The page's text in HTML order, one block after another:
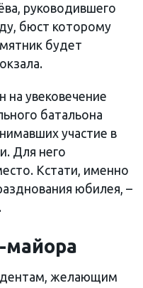
руководившего
бюст которому
будет
на увековечение
батальона
участие в
Для него
Кстати, именно
юбилея, –
майора
желающим